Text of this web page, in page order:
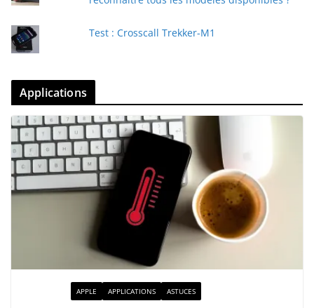
Test : Crosscall Trekker-M1
Applications
APPLE APPLICATIONS ASTUCES